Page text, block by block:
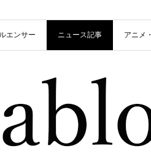
エンサー ニュース記事 アニメ